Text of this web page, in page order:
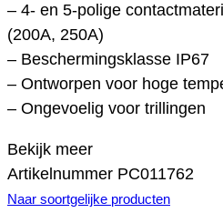
– 4- en 5-polige
(200A, 250A)
– Beschermingsklasse IP67
– Ontworpen voor hoge
– Ongevoelig voor trillingen
Bekijk meer
Artikelnummer PC011762
Naar soortgelijke producten